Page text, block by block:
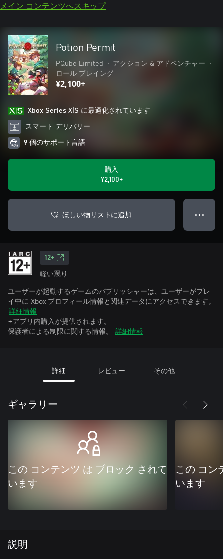
メイン コンテンツへスキップ
Potion Permit
PQube Limited • アクション & アドベンチャー
•
ロール プレイング
¥2,100+
Xbox Series X|S に最適化されています
スマート デリバリー
9 個のサポート言語
購入
¥2,100+
ほしい物リストに追加 ● ● ●
12+
軽い罵り
ユーザーが起動するゲームのパブリッシャーは、ユーザーがプレ
イ中に Xbox プロフィール情報と関連データにアクセスできます。
詳細情報
+アプリ内購入が提供されます。
保護者による制限に関する情報。
詳細情報
詳細 レビュー その他
ギャラリー
この コンテンツ は ブロック されて
います
この コン
います
説明